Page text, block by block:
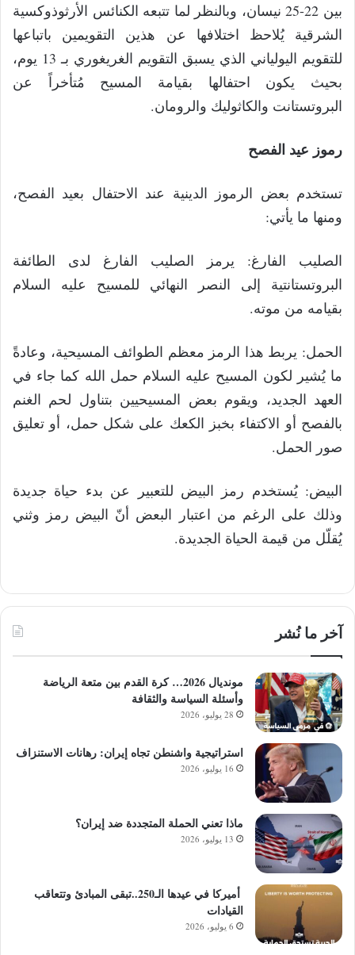
بين 22-25 نيسان، وبالنظر لما تتبعه الكنائس الأرثوذوكسية
الشرقية يُلاحظ اختلافها عن هذين التقويمين باتباعها
للتقويم اليولياني الذي يسبق التقويم الغريغوري بـ 13 يوم،
بحيث يكون احتفالها بقيامة المسيح مُتأخراً عن
البروتستانت والكاثوليك والرومان.
رموز عيد الفصح
تستخدم بعض الرموز الدينية عند الاحتفال بعيد الفصح،
ومنها ما يأتي:
الصليب الفارغ: يرمز الصليب الفارغ لدى الطائفة
البروتستانتية إلى النصر النهائي للمسيح عليه السلام
بقيامه من موته.
الحمل: يربط هذا الرمز معظم الطوائف المسيحية، وعادةً
ما يُشير لكون المسيح عليه السلام حمل الله كما جاء في
العهد الجديد، ويقوم بعض المسيحيين بتناول لحم الغنم
بالفصح أو الاكتفاء بخبز الكعك على شكل حمل، أو تعليق
صور الحمل.
البيض: يُستخدم رمز البيض للتعبير عن بدء حياة جديدة
وذلك على الرغم من اعتبار البعض أنّ البيض رمز وثني
يُقلّل من قيمة الحياة الجديدة.
آخر ما نُشر
مونديال 2026… كرة القدم بين متعة الرياضة
وأسئلة السياسة والثقافة
28 يوليو، 2026
استراتيجية واشنطن تجاه إيران: رهانات الاستنزاف
16 يوليو، 2026
ماذا تعني الحملة المتجددة ضد إيران؟
13 يوليو، 2026
أميركا في عيدها الـ250..تبقى المبادئ وتتعاقب
القيادات
6 يوليو، 2026